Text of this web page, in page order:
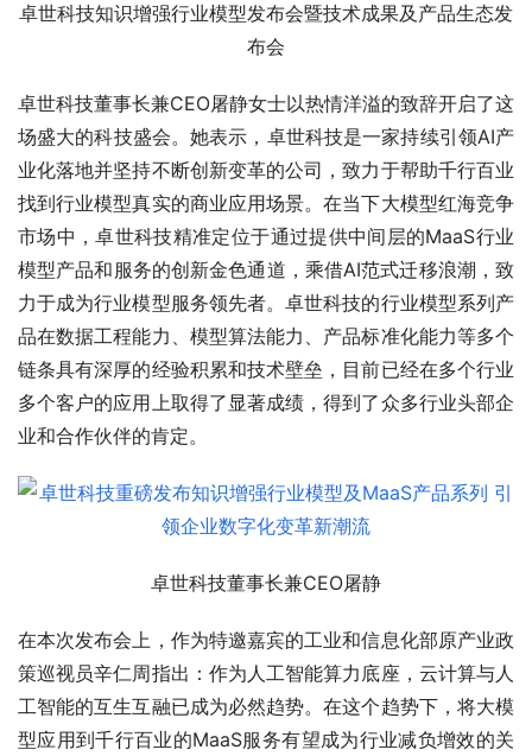
卓世科技知识增强行业模型发布会暨技术成果及产品生态发
布会
卓世科技董事长兼CEO屠静女士以热情洋溢的致辞开启了这
场盛大的科技盛会。她表示，卓世科技是一家持续引领AI产
业化落地并坚持不断创新变革的公司，致力于帮助千行百业
找到行业模型真实的商业应用场景。在当下大模型红海竞争
市场中，卓世科技精准定位于通过提供中间层的MaaS行业
模型产品和服务的创新金色通道，乘借AI范式迁移浪潮，致
力于成为行业模型服务领先者。卓世科技的行业模型系列产
品在数据工程能力、模型算法能力、产品标准化能力等多个
链条具有深厚的经验积累和技术壁垒，目前已经在多个行业
多个客户的应用上取得了显著成绩，得到了众多行业头部企
业和合作伙伴的肯定。
卓世科技董事长兼CEO屠静
在本次发布会上，作为特邀嘉宾的工业和信息化部原产业政
策巡视员辛仁周指出：作为人工智能算力底座，云计算与人
工智能的互生互融已成为必然趋势。在这个趋势下，将大模
型应用到千行百业的MaaS服务有望成为行业减负增效的关